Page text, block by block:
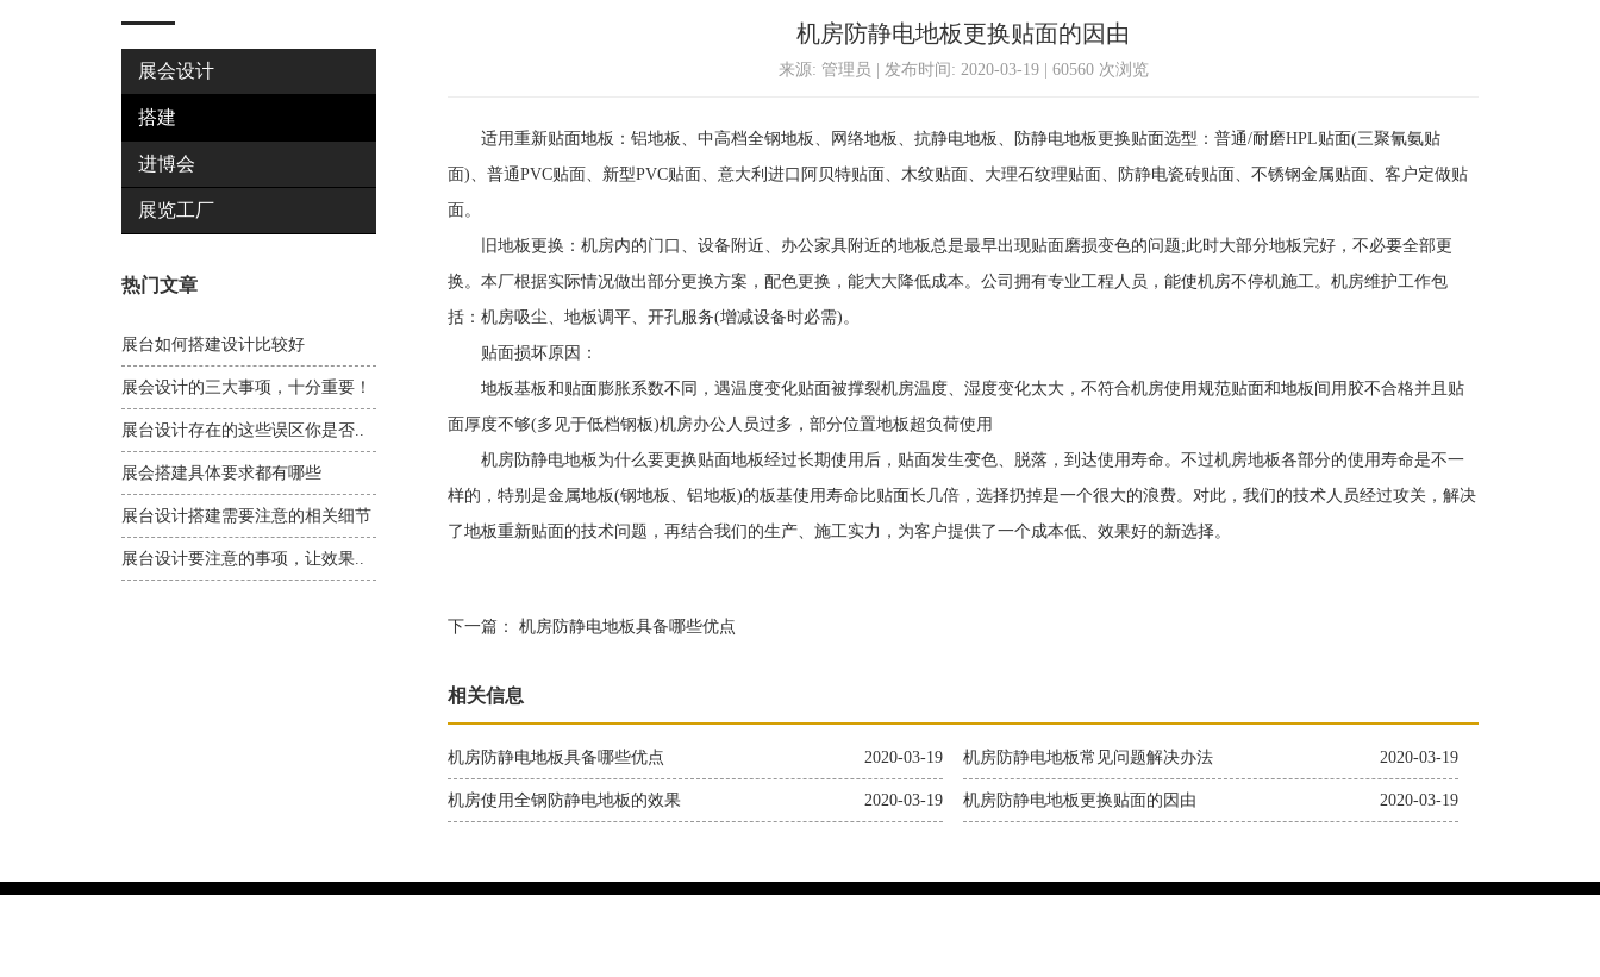
展会设计
搭建
进博会
展览工厂
热门文章
展台如何搭建设计比较好
展会设计的三大事项，十分重要！
展台设计存在的这些误区你是否..
展会搭建具体要求都有哪些
展台设计搭建需要注意的相关细节
展台设计要注意的事项，让效果..
机房防静电地板更换贴面的因由
来源: 管理员 | 发布时间: 2020-03-19 | 60560 次浏览
适用重新贴面地板：铝地板、中高档全钢地板、网络地板、抗静电地板、防静电地板更换贴面选型：普通/耐磨HPL贴面(三聚氰氨贴
面)、普通PVC贴面、新型PVC贴面、意大利进口阿贝特贴面、木纹贴面、大理石纹理贴面、防静电瓷砖贴面、不锈钢金属贴面、客户定做贴
面。
旧地板更换：机房内的门口、设备附近、办公家具附近的地板总是最早出现贴面磨损变色的问题;此时大部分地板完好，不必要全部更
换。本厂根据实际情况做出部分更换方案，配色更换，能大大降低成本。公司拥有专业工程人员，能使机房不停机施工。机房维护工作包
括：机房吸尘、地板调平、开孔服务(增减设备时必需)。
贴面损坏原因：
地板基板和贴面膨胀系数不同，遇温度变化贴面被撑裂机房温度、湿度变化太大，不符合机房使用规范贴面和地板间用胶不合格并且贴
面厚度不够(多见于低档钢板)机房办公人员过多，部分位置地板超负荷使用
机房防静电地板为什么要更换贴面地板经过长期使用后，贴面发生变色、脱落，到达使用寿命。不过机房地板各部分的使用寿命是不一
样的，特别是金属地板(钢地板、铝地板)的板基使用寿命比贴面长几倍，选择扔掉是一个很大的浪费。对此，我们的技术人员经过攻关，解决
了地板重新贴面的技术问题，再结合我们的生产、施工实力，为客户提供了一个成本低、效果好的新选择。
下一篇： 机房防静电地板具备哪些优点
相关信息
2020-03-19
机房防静电地板具备哪些优点 2020-03-19
机房防静电地板常见问题解决办法
2020-03-19
机房使用全钢防静电地板的效果 2020-03-19
机房防静电地板更换贴面的因由